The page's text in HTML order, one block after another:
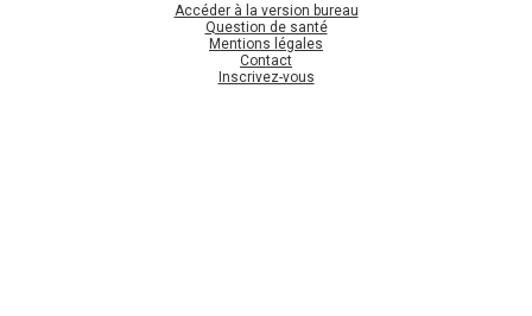
Accéder à la version bureau
Question de santé
Mentions légales
Contact
Inscrivez-vous